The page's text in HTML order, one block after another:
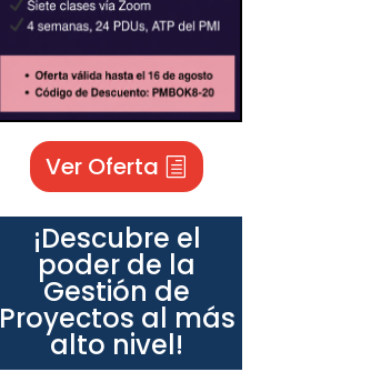
Ver Oferta
¡Descubre el
poder de la
Gestión de
Proyectos al más
alto nivel!